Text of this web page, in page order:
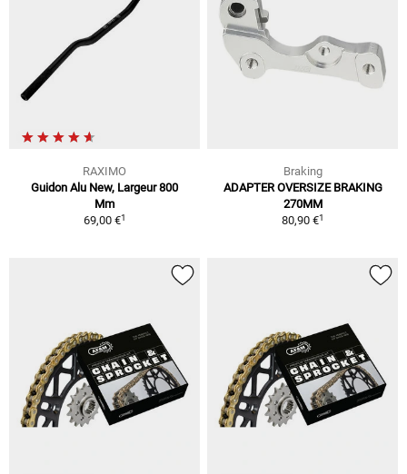
RAXIMO
Guidon Alu New, Largeur 800
Mm
69,00 €1
Braking
ADAPTER OVERSIZE BRAKING
270MM
80,90 €1